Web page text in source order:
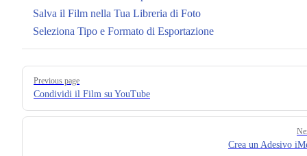
Salva il Film nella Tua Libreria di Foto
Seleziona Tipo e Formato di Esportazione
Pager
Previous page
Condividi il Film su YouTube
Crea un Adesivo